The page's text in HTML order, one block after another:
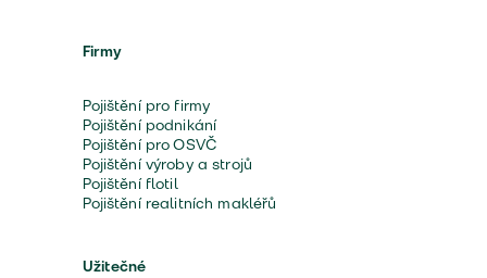
Firmy
Pojištění pro firmy
Pojištění podnikání
Pojištění pro OSVČ
Pojištění výroby a strojů
Pojištění flotil
Pojištění realitních makléřů
Užitečné